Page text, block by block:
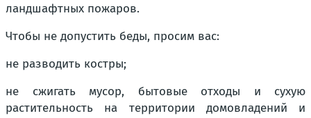
ландшафтных пожаров.
Чтобы не допустить беды, просим вас:
не разводить костры;
не сжигать мусор, бытовые отходы и сухую
растительность на территории домовладений и